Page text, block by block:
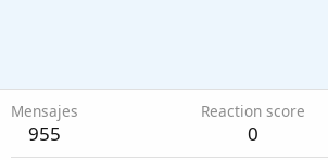
Mensajes
955
Reaction score
0